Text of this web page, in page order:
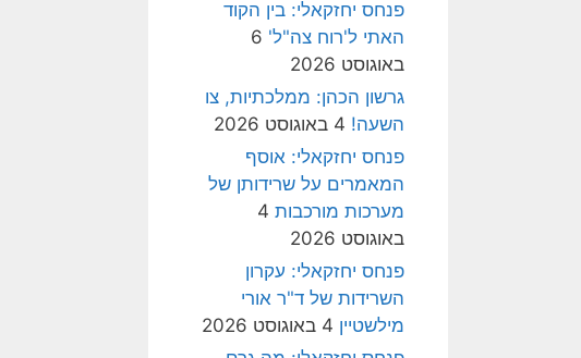
פנחס יחזקאלי: בין הקוד
האתי ל'רוח צה"ל' 6
באוגוסט 2026
גרשון הכהן: ממלכתיות, צו
השעה! 4 באוגוסט 2026
פנחס יחזקאלי: אוסף
המאמרים על שרידותן של
מערכות מורכבות 4
באוגוסט 2026
פנחס יחזקאלי: עקרון
השרידות של ד"ר אורי
מילשטיין 4 באוגוסט 2026